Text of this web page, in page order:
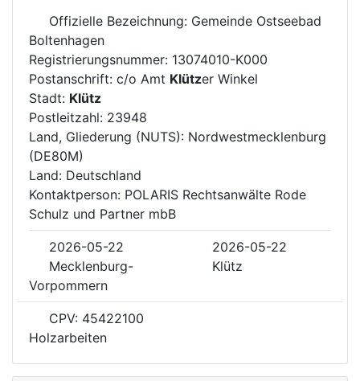
Offizielle Bezeichnung: Gemeinde Ostseebad
Boltenhagen
Registrierungsnummer: 13074010-K000
Postanschrift: c/o Amt Klützer Winkel
Stadt: Klütz
Postleitzahl: 23948
Land, Gliederung (NUTS): Nordwestmecklenburg
(DE80M)
Land: Deutschland
Kontaktperson: POLARIS Rechtsanwälte Rode
Schulz und Partner mbB
2026-05-22
2026-05-22
Mecklenburg-
Vorpommern
Klütz
CPV: 45422100
Holzarbeiten